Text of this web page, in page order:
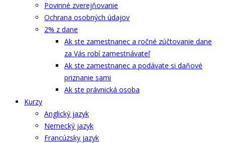
Povinné zverejňovanie
Ochrana osobných údajov
2% z dane
Ak ste zamestnanec a ročné zúčtovanie dane
za Vás robí zamestnávateľ
Ak ste zamestnanec a podávate si daňové
priznanie sami
Ak ste právnická osoba
Kurzy
Anglický jazyk
Nemecký jazyk
Francúzsky jazyk